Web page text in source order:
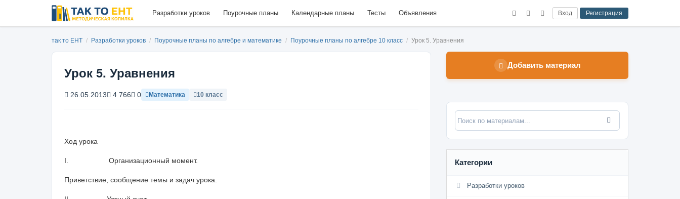
Разработки уроков Поурочные планы Календарные планы Тесты Объявления Вход Регистрация
так то ЕНТ / Разработки уроков / Поурочные планы по алгебре и математике / Поурочные планы по алгебре 10 класс / Урок 5. Уравнения
Урок 5. Уравнения
26.05.2013 4 766 0 Математика 10 класс
Ход урока
I. Организационный момент.
Приветствие, сообщение темы и задач урока.
Добавить материал
Категории
Разработки уроков